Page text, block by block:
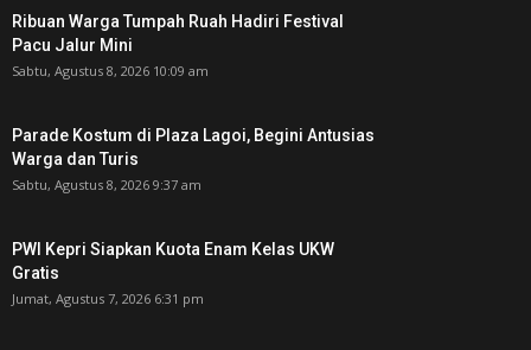
Ribuan Warga Tumpah Ruah Hadiri Festival
Pacu Jalur Mini
Sabtu, Agustus 8, 2026 10:09 am
Parade Kostum di Plaza Lagoi, Begini Antusias
Warga dan Turis
Sabtu, Agustus 8, 2026 9:37 am
PWI Kepri Siapkan Kuota Enam Kelas UKW
Gratis
Jumat, Agustus 7, 2026 6:31 pm